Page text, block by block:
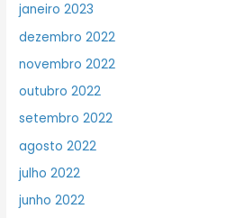
janeiro 2023
dezembro 2022
novembro 2022
outubro 2022
setembro 2022
agosto 2022
julho 2022
junho 2022